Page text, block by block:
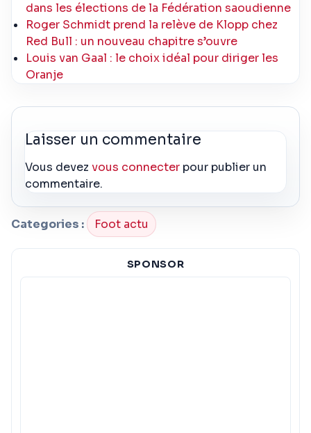
dans les élections de la Fédération saoudienne
Roger Schmidt prend la relève de Klopp chez
Red Bull : un nouveau chapitre s’ouvre
Louis van Gaal : le choix idéal pour diriger les
Oranje
Laisser un commentaire
Vous devezvous connecter pour publier un
commentaire.
Categories : Foot actu
SPONSOR